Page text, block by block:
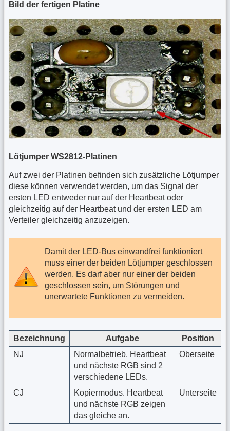
Bild der fertigen Platine
Lötjumper WS2812-Platinen
Auf zwei der Platinen befinden sich zusätzliche Lötjumper
diese können verwendet werden, um das Signal der
ersten LED entweder nur auf der Heartbeat oder
gleichzeitig auf der Heartbeat und der ersten LED am
Verteiler gleichzeitig anzuzeigen.
Damit der LED-Bus einwandfrei funktioniert
muss einer der beiden Lötjumper geschlossen
werden. Es darf aber nur einer der beiden
geschlossen sein, um Störungen und
unerwartete Funktionen zu vermeiden.
Bezeichnung Aufgabe
Position
NJ
Normalbetrieb. Heartbeat
und nächste RGB sind 2
verschiedene LEDs.
Oberseite
CJ
Kopiermodus. Heartbeat
und nächste RGB zeigen
das gleiche an.
Unterseite